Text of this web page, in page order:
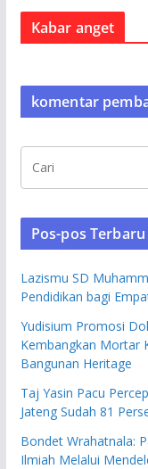
Kabar anget
komentar
Pos-pos Terbaru
Lazismu SD
Pendidikan bagi
Yudisium Promosi
Kembangkan Mortar
Bangunan Heritage
Taj Yasin Pacu
Jateng Sudah 81
Bondet Wrahatnala:
Ilmiah Melalui